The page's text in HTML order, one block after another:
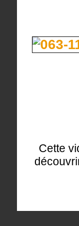
Cette